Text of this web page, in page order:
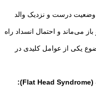
وضعیت درست و نزدیک والد
می‌ماند و احتمال انسداد راه
یکی از عوامل کلیدی در
(Flat Head Syndrome)
: